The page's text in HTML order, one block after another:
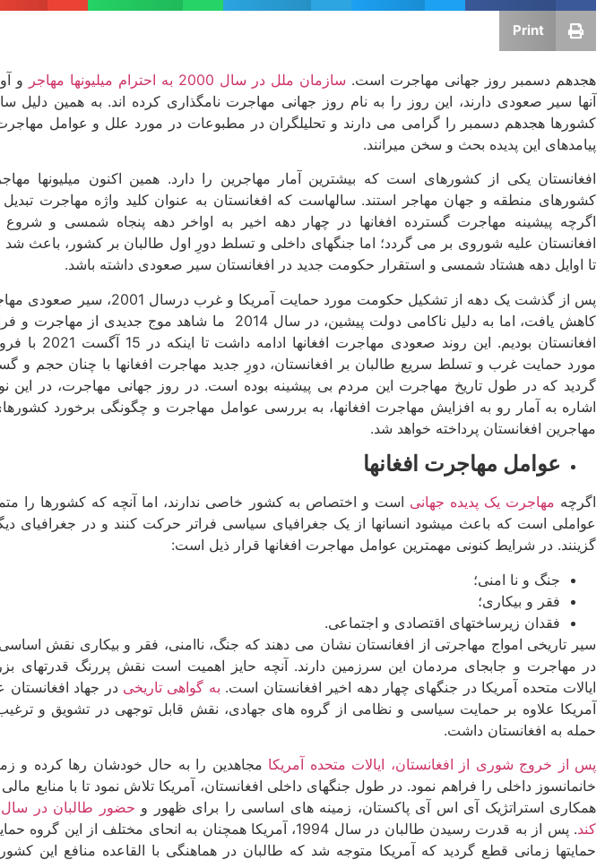
Print
هجدهم دسمبر روز جهانی مهاجرت است. سازمان ملل در سال 2000 به احترام میلیون­ها مهاجر
و
آنها سیر صعودی دارند، این روز را به نام روز جهانی مهاجرت نامگذاری کرده اند. به همین دلیل
کشورها هجدهم دسمبر را گرامی می دارند و تحلیل­گران در مطبوعات در مورد علل و عوامل
پیامدهای این پدیده بحث و سخن می­رانند.
افغانستان یکی از کشورهای است که بیشترین آمار مهاجرین را دارد. همین اکنون میلیون­ها
کشورهای منطقه و جهان مهاجر استند. سالهاست که افغانستان به عنوان کلید واژه مهاجرت
اگرچه پیشینه مهاجرت گسترده افغان­ها در چهار دهه اخیر به اواخر دهه پنجاه شمسی و شروع
افغانستان علیه شوروی بر می­ گردد؛ اما جنگهای داخلی و تسلط دورِ اول طالبان بر کشور، باعث شد
تا اوایل دهه هشتاد شمسی و استقرار حکومت جدید در افغانستان سیر صعودی داشته باشد.
پس از گذشت یک دهه از تشکیل حکومت مورد حمایت آمریکا و غرب
کاهش یافت، اما به دلیل ناکامی دولت پیشین، در سال 2014 ما شاهد موج جدیدی از
افغانستان بودیم. این روند
مورد حمایت غرب و تسلط سریع طالبان بر افغانستان، دورِ جدید مهاجرت افغان­ها با چنان حجم و
گردید که در طول تاریخ مهاجرت این مردم بی ­پیشینه بوده است. در روز جهانی مهاجرت، در این
اشاره به آمار رو به افزایش مهاجرت افغان­ها، به بررسی عوامل مهاجرت و چگونگی برخورد
مهاجرین افغانستان پرداخته خواهد شد.
عوامل مهاجرت افغان­ها
اگرچه مهاجرت یک پدیده جهانی است و اختصاص به کشور خاصی ندارند، اما آنچه که کشورها را
عواملی است که باعث می­شود انسانها از یک جغرافیای سیاسی فراتر حرکت کنند و در جغرافیای
گزینند. در شرایط کنونی مهمترین عوامل مهاجرت افغان­ها قرار ذیل است:
جنگ و نا امنی؛
فقر و بیکاری؛
فقدان زیرساختهای اقتصادی و اجتماعی.
سیر تاریخی امواج مهاجرتی از افغانستان نشان می ­دهند که جنگ، ناامنی، فقر و بیکاری نقش
در مهاجرت و جابجای مردمان این سرزمین دارند. آنچه حایز اهمیت است نقش پررنگ قدرت­های
ایالات متحده آمریکا در جنگ­های چهار دهه اخیر افغانستان است. به گواهی تاریخی در جهاد افغانستان
آمریکا علاوه بر حمایت سیاسی و نظامی از گروه های جهادی، نقش قابل توجهی در تشویق و
حمله به افغانستان داشت.
پس از خروج شوری از افغانستان، ایالات متحده آمریکا مجاهدین را به حال خودشان رها کرده و
خانمانسوز داخلی را فراهم نمود. در طول جنگ­های داخلی افغانستان، آمریکا تلاش نمود تا با منابع
همکاری استراتژیک آی اس آی پاکستان، زمینه ­های اساسی را برای ظهور و
کند
. پس از به قدرت رسیدن طالبان در سال 1994، آمریکا همچنان به انحای مختلف از این
حمایت­ها زمانی قطع گردید که آمریکا متوجه شد که طالبان در هماهنگی با القاعده منافع این